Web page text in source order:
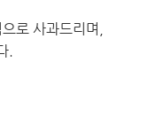
로 사과드리며,
.